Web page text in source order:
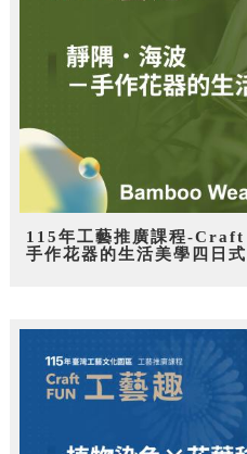
115年工藝推廣課程-
手作花器的生活美學四日式